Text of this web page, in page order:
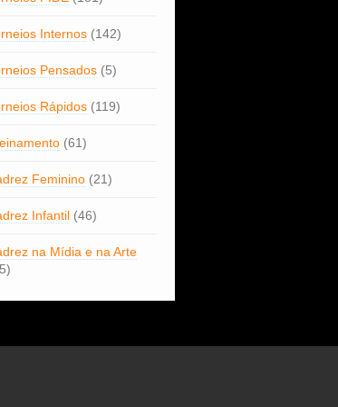
Internos(142)
Pensados(5)
Rápidos(119)
(61)
Feminino(21)
Infantil(46)
na Mídia e na Arte